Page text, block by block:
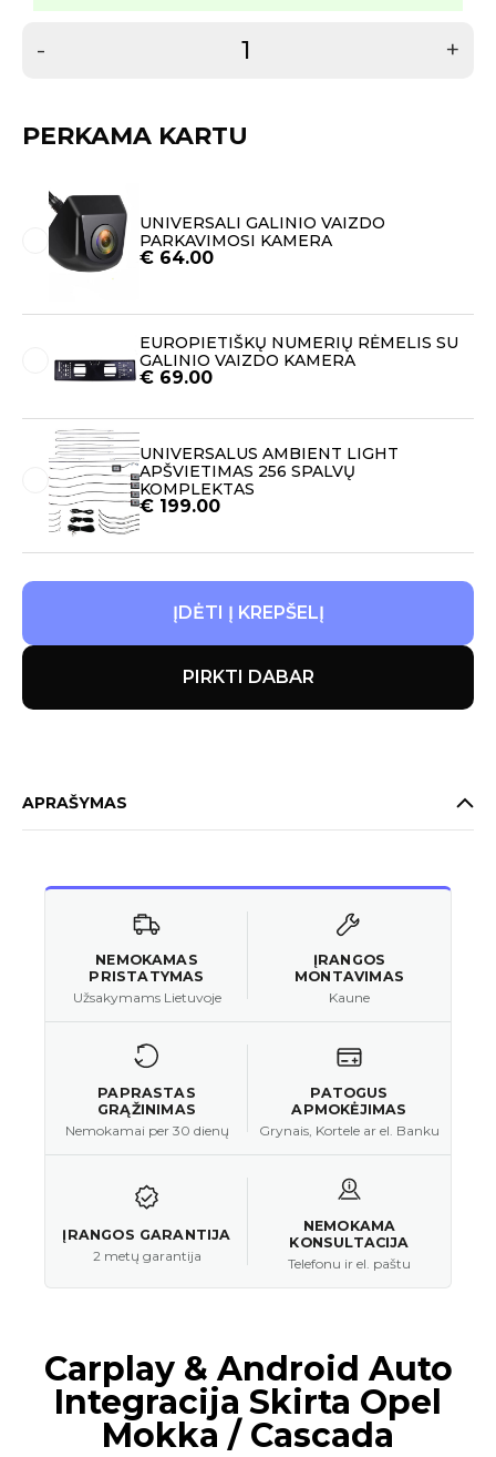
- +
PERKAMA KARTU
UNIVERSALI GALINIO VAIZDO
PARKAVIMOSI KAMERA
€ 64.00
EUROPIETIŠKŲ NUMERIŲ RĖMELIS SU
GALINIO VAIZDO KAMERA
€ 69.00
UNIVERSALUS AMBIENT LIGHT
APŠVIETIMAS 256 SPALVŲ
KOMPLEKTAS
€ 199.00
ĮDĖTI Į KREPŠELĮ
PIRKTI DABAR
APRAŠYMAS
NEMOKAMAS
PRISTATYMAS
Užsakymams Lietuvoje
ĮRANGOS
MONTAVIMAS
Kaune
PAPRASTAS
GRĄŽINIMAS
Nemokamai per 30 dienų
PATOGUS
APMOKĖJIMAS
Grynais, Kortele ar el. Banku
ĮRANGOS GARANTIJA
2 metų garantija
NEMOKAMA
KONSULTACIJA
Telefonu ir el. paštu
Carplay & Android Auto
Integracija Skirta Opel
Mokka / Cascada